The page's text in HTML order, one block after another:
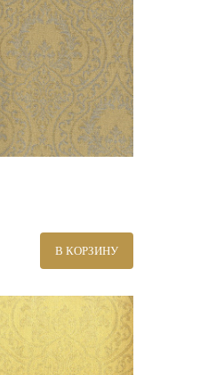
В КОРЗИНУ